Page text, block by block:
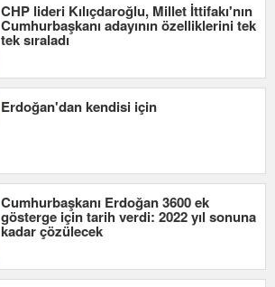
CHP lideri Kılıçdaroğlu, Millet İttifakı'nın
Cumhurbaşkanı adayının özelliklerini tek
tek sıraladı
Erdoğan'dan kendisi için
Cumhurbaşkanı Erdoğan 3600 ek
gösterge için tarih verdi: 2022 yıl sonuna
kadar çözülecek